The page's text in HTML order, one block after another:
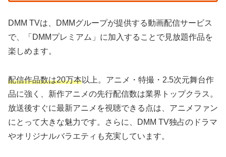
DMM TVは、DMMグループが提供する動画配信サービス
で、「DMMプレミアム」に加入することで見放題作品を
楽しめます。
配信作品数は20万本以上。アニメ・特撮・2.5次元舞台作
品に強く、新作アニメの先行配信数は業界トップクラス。
放送後すぐに最新アニメを視聴できる点は、アニメファン
にとって大きな魅力です。さらに、DMM TV独占のドラマ
やオリジナルバラエティも充実しています。